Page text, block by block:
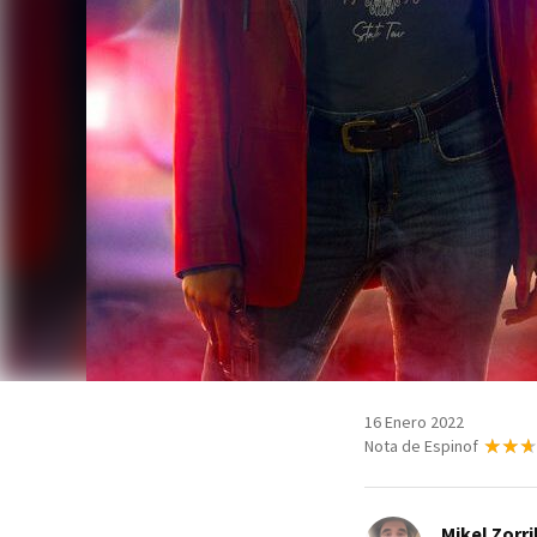
16 Enero 2022
Nota de Espinof